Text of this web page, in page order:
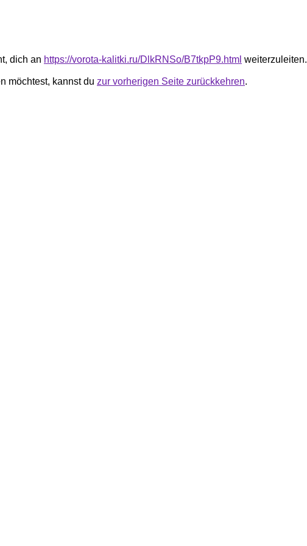
dich an https://vorota-kalitki.ru/DlkRNSo/B7tkpP9.html weiterzuleiten.
möchtest, kannst du zur vorherigen Seite zurückkehren.